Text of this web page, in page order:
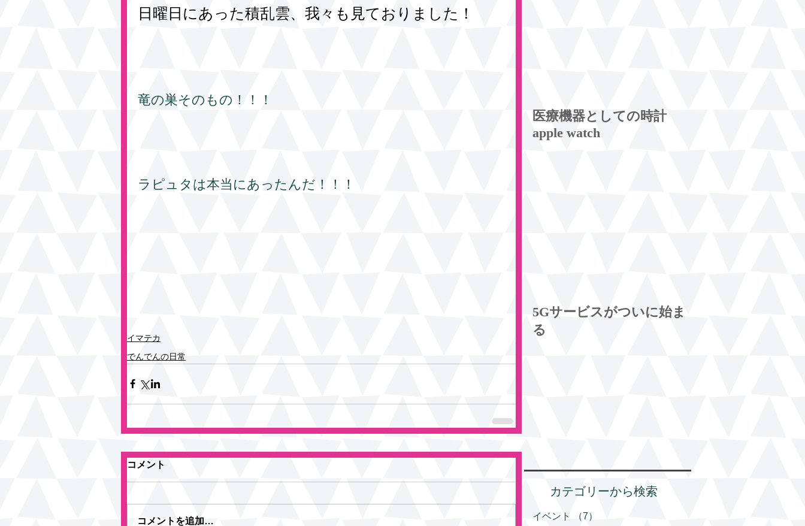
日曜日にあった積乱雲、我々も見ておりました！
竜の巣そのもの！！！
ラピュタは本当にあったんだ！！！
イマテカ
でんでんの日常
コメント
コメントを追加…
医療機器としての時計
apple watch
5Gサービスがついに始ま
る
カテゴリーから検索
イベント （7）